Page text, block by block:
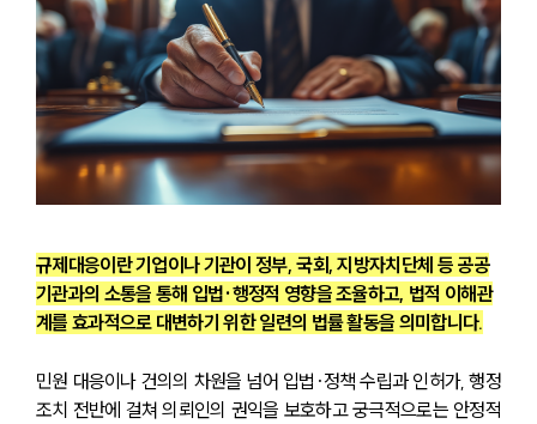
규제대응이란 기업이나 기관이 정부, 국회, 지방자치단체 등 공공
기관과의 소통을 통해 입법·행정적 영향을 조율하고, 법적 이해관
계를 효과적으로 대변하기 위한 일련의 법률 활동을 의미합니다.
민원 대응이나 건의의 차원을 넘어 입법·정책 수립과 인허가, 행정
조치 전반에 걸쳐 의뢰인의 권익을 보호하고 궁극적으로는 안정적